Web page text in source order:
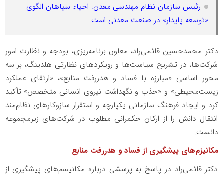
رئیس سازمان نظام مهندسی معدن: احیاء سپاهان الگوی
«توسعه پایدار» در صنعت معدنی است
دکتر محمدحسین قائمی‌راد، معاون برنامه‌ریزی، بودجه و نظارت امور
شرکت‌ها، در تشریح سیاست‌ها و رویکردهای نظارتی هلدینگ، بر سه
محور اساسی «مبارزه با فساد و هدررفت منابع»، «ارتقای عملکرد
زیست‌محیطی» و «جذب و نگهداشت نیروی انسانی متخصص» تأکید
کرد و ایجاد فرهنگ سازمانی یکپارچه و استقرار سازوکارهای نظام‌مند
انتقال دانش را از ارکان حکمرانی مطلوب در شرکت‌های زیرمجموعه
دانست.
مکانیزم‌های پیشگیری از فساد و هدررفت منابع
دکتر قائمی‌راد در پاسخ به پرسشی درباره مکانیسم‌های پیشگیری از